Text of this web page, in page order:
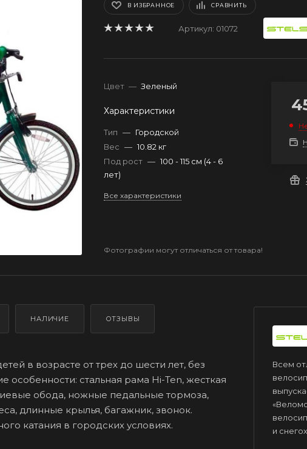
В ИЗБРАННОЕ СРАВНИТЬ
Артикул: 01072
Цвет — Зеленый
Характеристики
Тип — Городской
Вес — 10.82 кг
Под рост — 100 - 115 см (4 - 6
лет)
Все характеристики
Фотографии могут отличаться от товара!
НАЛИЧИЕ ОТЗЫВЫ
в возрасте от трех до шести лет, без
особенности: стальная рама Hi-Ten, жесткая
обода, ножные педальные тормоза,
длинные крылья, багажник, звонок.
катания в городских условиях.
Всем
и